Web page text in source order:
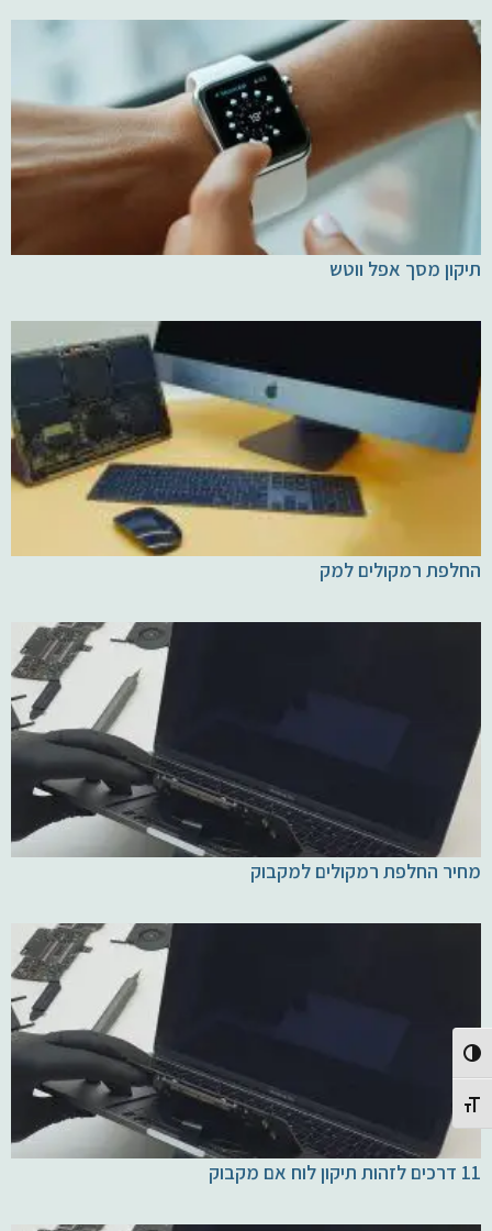
Toggle High Contrast
Toggle Font size
תיקון מסך אפל ווטש
החלפת רמקולים למק
מחיר החלפת רמקולים למקבוק
11 דרכים לזהות תיקון לוח אם מקבוק